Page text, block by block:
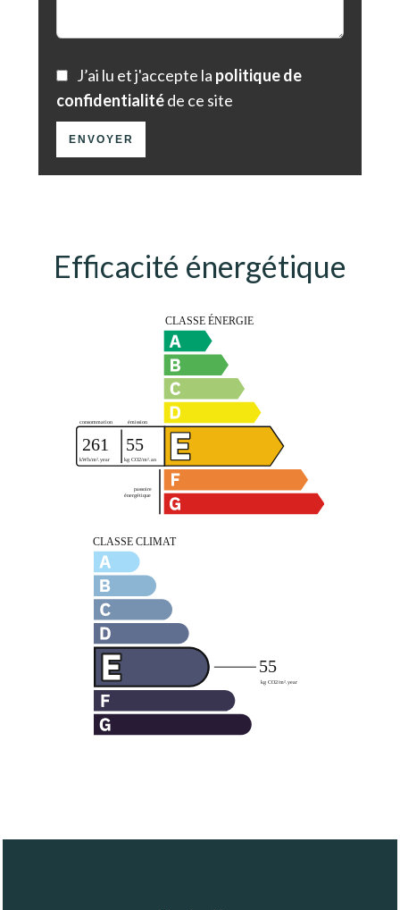
J’ai lu et j'accepte la politique de
confidentialitéde ce site
ENVOYER
Efficacité énergétique